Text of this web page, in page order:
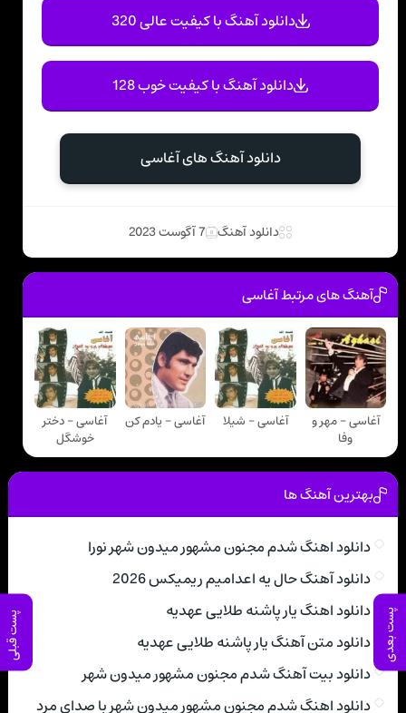
پست بعدی پست قبلی
دانلود آهنگ با کیفیت عالی 320
دانلود آهنگ با کیفیت خوب 128
دانلود آهنگ های آغاسی
دانلود آهنگ 7 آگوست 2023
آهنگ های مرتبط آغاسی
آغاسی - مهر و
وفا
آغاسی - شیلا آغاسی - یادم کن
آغاسی - دختر
خوشگل
بهترین آهنگ ها
دانلود اهنگ شدم مجنون مشهور میدون شهر نورا
دانلود آهنگ حال یه اعدامیم ریمیکس 2026
دانلود اهنگ یار پاشنه طلایی عهدیه
دانلود متن آهنگ یار پاشنه طلایی عهدیه
دانلود بیت آهنگ شدم مجنون مشهور میدون شهر
دانلود اهنگ شدم مجنون مشهور میدون شهر با صدای مرد